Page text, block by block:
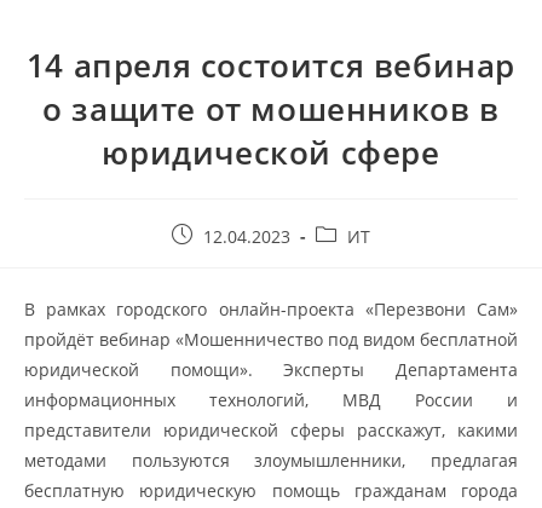
14 апреля состоится вебинар
о защите от мошенников в
юридической сфере
12.04.2023 ИТ
В рамках городского онлайн-проекта «Перезвони Сам»
пройдёт вебинар «Мошенничество под видом бесплатной
юридической помощи». Эксперты Департамента
информационных технологий, МВД России и
представители юридической сферы расскажут, какими
методами пользуются злоумышленники, предлагая
бесплатную юридическую помощь гражданам города